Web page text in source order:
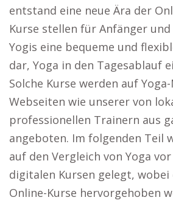
entstand eine neue Ära der
Kurse stellen für Anfänger
Yogis eine bequeme und
dar, Yoga in den Tagesablauf
Solche Kurse werden auf
Webseiten wie unserer von
professionellen Trainern aus
angeboten. Im folgenden Teil
auf den Vergleich von Yoga
digitalen Kursen gelegt, wobei
Online-Kurse hervorgehoben